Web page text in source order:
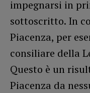
impegnarsi in
sottoscritto. In
Piacenza, per
consiliare della
Questo è un
Piacenza da